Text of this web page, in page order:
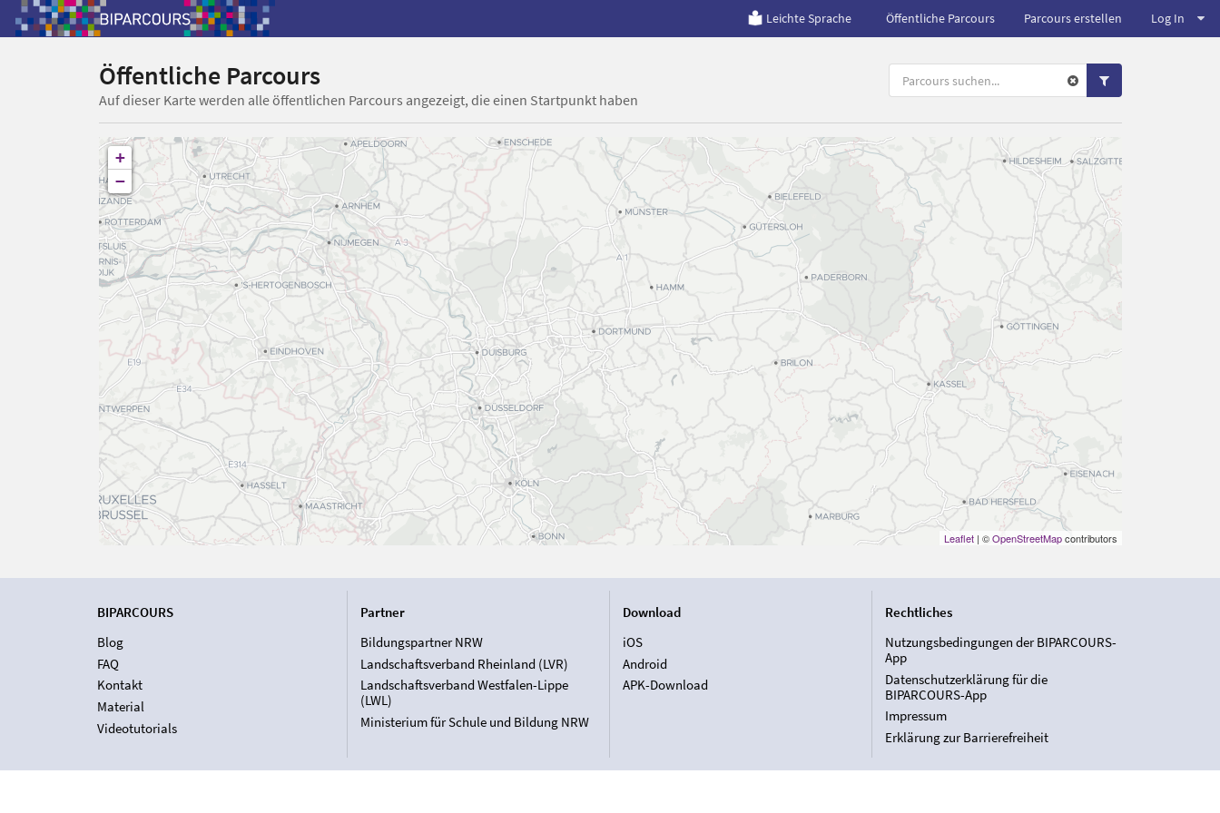
Leichte Sprache Öffentliche Parcours Parcours erstellen Log In
Öffentliche Parcours
Auf dieser Karte werden alle öffentlichen Parcours angezeigt, die einen Startpunkt haben
+
−
Leaflet| ©OpenStreetMapcontributors
BIPARCOURS
Blog
FAQ
Kontakt
Material
Videotutorials
Partner
Bildungspartner NRW
Landschaftsverband Rheinland (LVR)
Landschaftsverband Westfalen-Lippe
(LWL)
Ministerium für Schule und Bildung NRW
Download
iOS
Android
APK-Download
Rechtliches
Nutzungsbedingungen der BIPARCOURS-
App
Datenschutzerklärung für die
BIPARCOURS-App
Impressum
Erklärung zur Barrierefreiheit